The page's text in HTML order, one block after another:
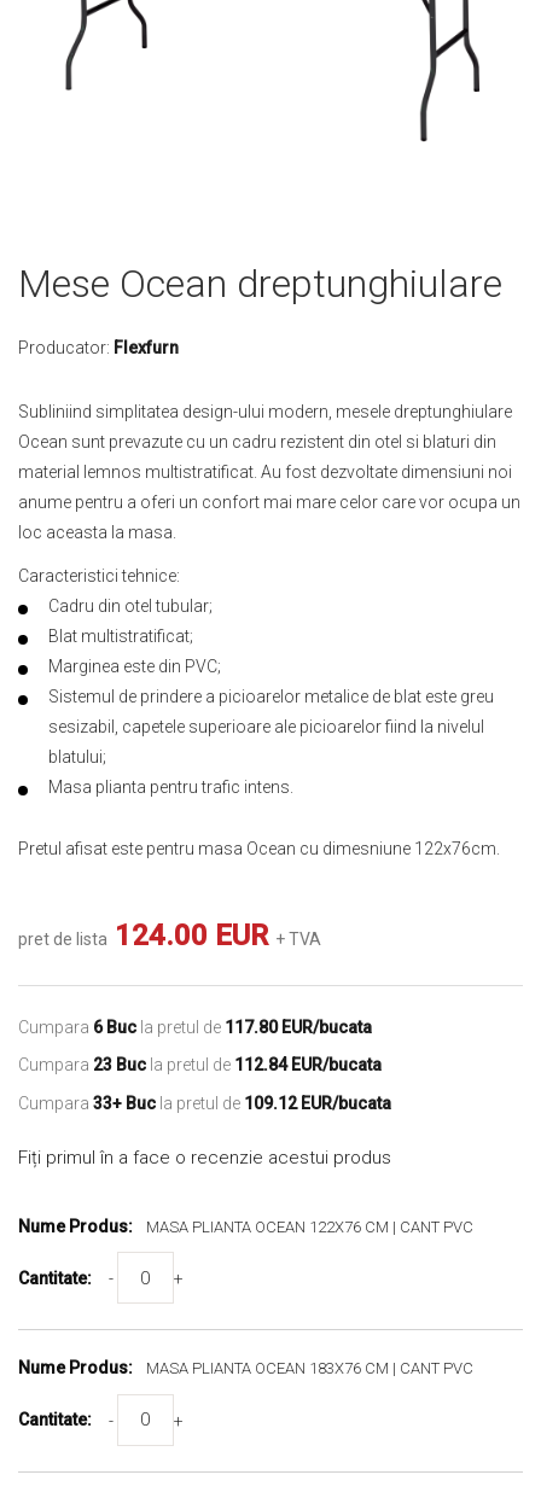
Mese Ocean dreptunghiulare
Producator: Flexfurn
Subliniind simplitatea design-ului modern, mesele dreptunghiulare
Ocean sunt prevazute cu un cadru rezistent din otel si blaturi din
material lemnos multistratificat. Au fost dezvoltate dimensiuni noi
anume pentru a oferi un confort mai mare celor care vor ocupa un
loc aceasta la masa.
Caracteristici tehnice:
Cadru din otel tubular;
Blat multistratificat;
Marginea este din PVC;
Sistemul de prindere a picioarelor metalice de blat este greu
sesizabil, capetele superioare ale picioarelor fiind la nivelul
blatului;
Masa plianta pentru trafic intens.
Pretul afisat este pentru masa Ocean cu dimesniune 122x76cm.
pret de lista 124.00 EUR + TVA
Cumpara 6 Buc la pretul de 117.80 EUR/bucata
Cumpara 23 Buc la pretul de 112.84 EUR/bucata
Cumpara 33+ Buc la pretul de 109.12 EUR/bucata
Fiți primul în a face o recenzie acestui produs
Grupate
MASA PLIANTA OCEAN 122X76 CM | CANT PVC
- +
MASA PLIANTA OCEAN 183X76 CM | CANT PVC
- +
Skip
to
beginning
images
gallery